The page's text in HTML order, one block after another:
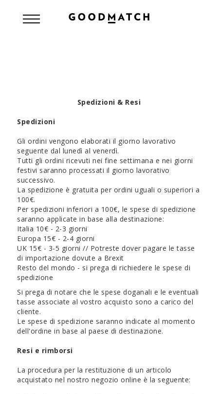
Spedizioni & Resi
Spedizioni
Gli ordini vengono elaborati il giorno lavorativo
seguente dal lunedì al venerdì.
Tutti gli ordini ricevuti nei fine settimana e nei giorni
festivi saranno processati il giorno lavorativo
successivo.
La spedizione è gratuita per ordini uguali o superiori a
100€.
Per spedizioni inferiori a 100€, le spese di spedizione
saranno applicate in base alla destinazione:
Italia 10€ - 2-3 giorni
Europa 15€ - 2-4 giorni
UK 15€ - 3-5 giorni // Potreste dover pagare le tasse
di importazione dovute a Brexit
Resto del mondo - si prega di richiedere le spese di
spedizione
Si prega di notare che le spese doganali e le eventuali
tasse associate al vostro acquisto sono a carico del
cliente.
Le spese di spedizione saranno indicate al momento
dell'ordine in base al paese di destinazione.
Resi e rimborsi
La procedura per la restituzione di un articolo
acquistato nel nostro negozio online è la seguente: